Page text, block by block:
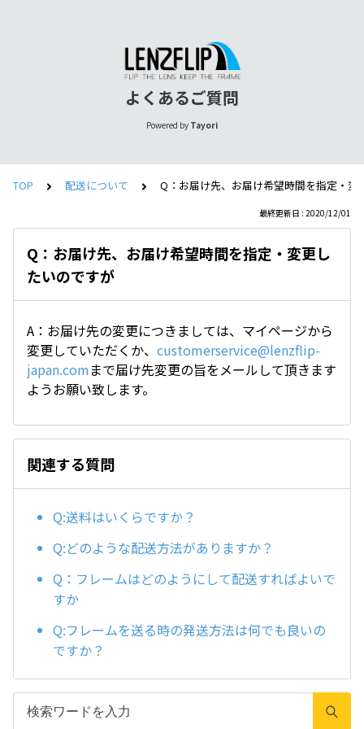
よくあるご質問
Powered by Tayori
TOP 配送について Q：お届け先、お届け希望時間を指定・変
最終更新日 : 2020/12/01
Q：お届け先、お届け希望時間を指定・変更し
たいのですが
A：お届け先の変更につきましては、マイページから
変更していただくか、 customerservice@lenzflip-
japan.comまで届け先変更の旨をメールして頂きます
ようお願い致します。
関連する質問
Q:送料はいくらですか？
Q:どのような配送方法がありますか？
Q：フレームはどのようにして配送すればよいで
すか
Q:フレームを送る時の発送方法は何でも良いの
ですか？